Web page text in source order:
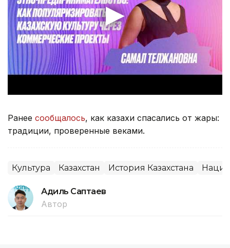
Ранее сообщалось, как казахи спасались от жары:
традиции, проверенные веками.
Культура Казахстан История Казахстана
Адиль Саптаев
Автор